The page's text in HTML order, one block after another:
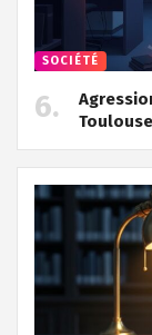
SOCIÉTÉ